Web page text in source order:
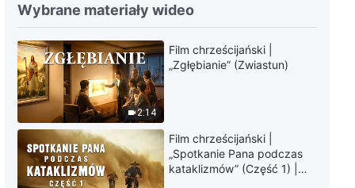
5:16
Pieśń uwielbienia | „W swojej
Mu podporządkować”
4:42
Pieśń uwielbienia | „Podbój w
ostatnim etapie ma zbawić
ludzi”
Wybrane materiały wideo
2:14
Film chrześcijański |
„Zgłębianie” (Zwiastun)
Film chrześcijański |
„Spotkanie Pana podczas
kataklizmów” (Część 1) |